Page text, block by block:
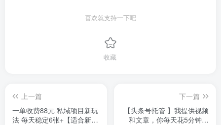
喜欢就支持一下吧
收藏
上一篇
一单收费88元 私域项目新玩
法 每天稳定6张+【适合新
下一篇
【头条号托管 】我提供视频
和文章，你每天花5分钟发